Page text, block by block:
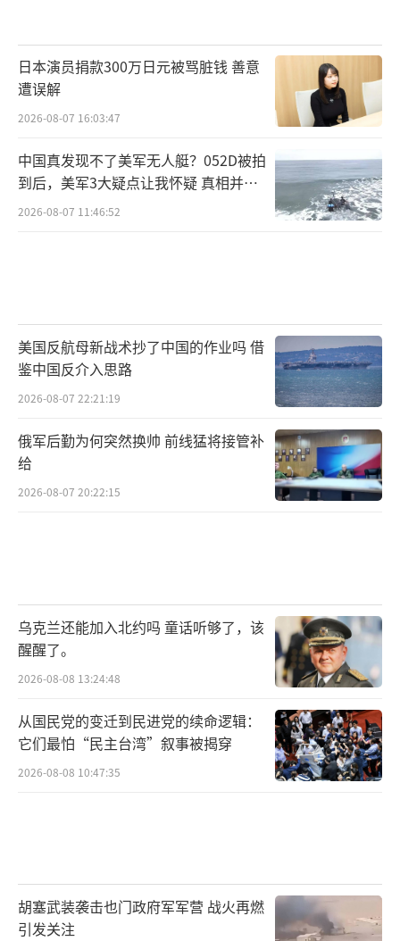
日本演员捐款300万日元被骂脏钱 善意
遭误解
2026-08-07 16:03:47
中国真发现不了美军无人艇？052D被拍
到后，美军3大疑点让我怀疑 真相并非
如此
2026-08-07 11:46:52
美国反航母新战术抄了中国的作业吗 借
鉴中国反介入思路
2026-08-07 22:21:19
俄军后勤为何突然换帅 前线猛将接管补
给
2026-08-07 20:22:15
乌克兰还能加入北约吗 童话听够了，该
醒醒了。
2026-08-08 13:24:48
从国民党的变迁到民进党的续命逻辑：
它们最怕“民主台湾”叙事被揭穿
2026-08-08 10:47:35
胡塞武装袭击也门政府军军营 战火再燃
引发关注